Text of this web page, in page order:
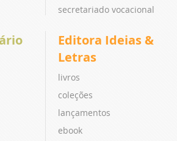
secretariado vocacional
Editora Ideias &
Letras
livros
coleções
lançamentos
ebook